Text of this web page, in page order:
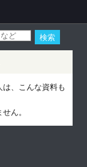
、こんな資料も
ん。